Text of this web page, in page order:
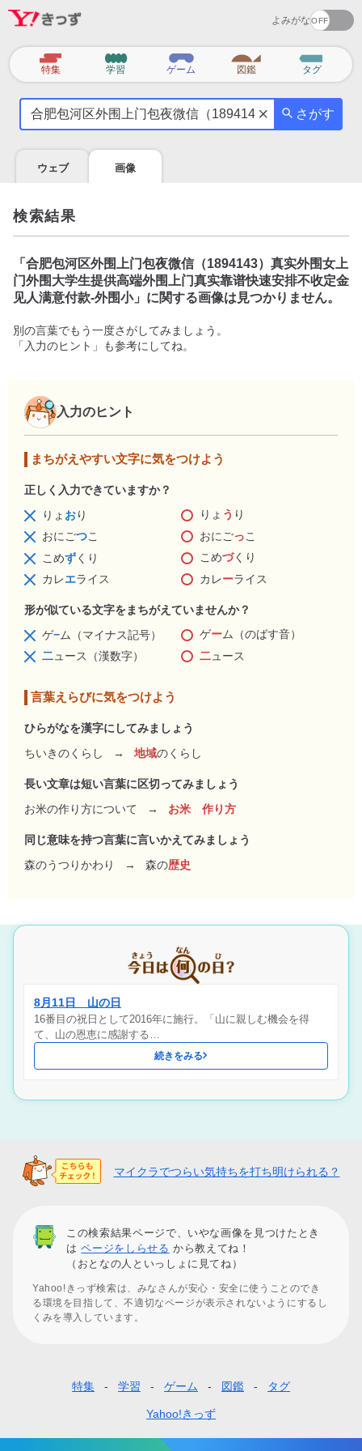
よみがな
カ
テ
特集 学習 ゲーム 図鑑 タグ
気
を
調
べ
よ
う
さがす
ウェブ 画像
検索結果
「 合肥包河区外围上门包夜微信（1894143）真实外围女上
门外围大学生提供高端外围上门真实靠谱快速安排不收定金
见人满意付款-外围小」に関する画像は見つかりません。
別の言葉でもう一度さがしてみましょう。
「入力のヒント」も参考にしてね。
入力のヒント
まちがえやすい文字に気をつけよう
正しく入力できていますか？
りょ おり りょ う り
おにごつこ おにごっこ
こめずくり こめづくり
カレエライス カレーライス
形が似ている文字をまちがえていませんか？
ゲ−ム（マイナス記号） ゲーム（のばす音）
二ュース（漢数字） 二ュース
言葉えらびに気をつけよう
ひらがなを漢字にしてみましょう
ちいきのくらし
→ 地域のくらし
長い文章は短い言葉に区切ってみましょう
お米の作り方について
→ お米 作り方
同じ意味を持つ言葉に言いかえてみましょう
森のうつりかわり
→ 森の歴史
8月11日 山の日
16番目の祝日として2016年に施行。「山に親しむ機会を得
て、山の恩恵に感謝する…
続きをみる
マイクラでつらい気持ちを打ち明けられる？
この検索結果ページで、いやな画像を見つけたとき
はページをしらせる から教えてね！
（おとなの人といっしょに見てね）
Yahoo!きっず検索は、みなさんが安心・安全に使うことのでき
る環境を目指して、不適切なページが表示されないようにするし
くみを導入しています。
タ
特集 学習 ゲーム 図鑑 タグ
Yahoo!きっず